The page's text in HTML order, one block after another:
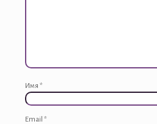
Имя *
Email *